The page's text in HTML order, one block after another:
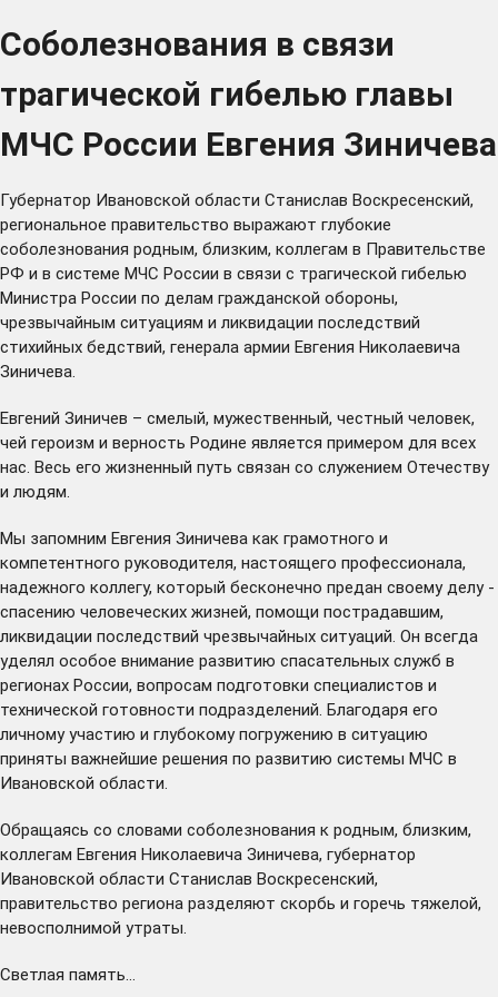
Соболезнования в связи
трагической гибелью главы
МЧС России Евгения Зиничева
Губернатор Ивановской области Станислав Воскресенский,
региональное правительство выражают глубокие
соболезнования родным, близким, коллегам в Правительстве
РФ и в системе МЧС России в связи с трагической гибелью
Министра России по делам гражданской обороны,
чрезвычайным ситуациям и ликвидации последствий
стихийных бедствий, генерала армии Евгения Николаевича
Зиничева.
Евгений Зиничев – смелый, мужественный, честный человек,
чей героизм и верность Родине является примером для всех
нас. Весь его жизненный путь связан со служением Отечеству
и людям.
Мы запомним Евгения Зиничева как грамотного и
компетентного руководителя, настоящего профессионала,
надежного коллегу, который бесконечно предан своему делу -
спасению человеческих жизней, помощи пострадавшим,
ликвидации последствий чрезвычайных ситуаций. Он всегда
уделял особое внимание развитию спасательных служб в
регионах России, вопросам подготовки специалистов и
технической готовности подразделений. Благодаря его
личному участию и глубокому погружению в ситуацию
приняты важнейшие решения по развитию системы МЧС в
Ивановской области.
Обращаясь со словами соболезнования к родным, близким,
коллегам Евгения Николаевича Зиничева, губернатор
Ивановской области Станислав Воскресенский,
правительство региона разделяют скорбь и горечь тяжелой,
невосполнимой утраты.
Светлая память…